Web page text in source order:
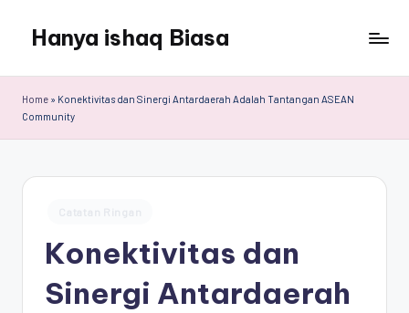
content
Hanya ishaq Biasa
Humas
Conflict,
Home » Konektivitas dan Sinergi Antardaerah Adalah Tantangan ASEAN
Community
Konektivitas dan
Sinergi Antardaerah